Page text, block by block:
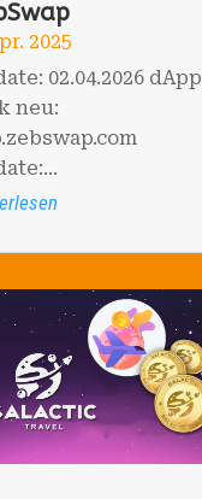
2025
02.04.2026 dApp
neu: